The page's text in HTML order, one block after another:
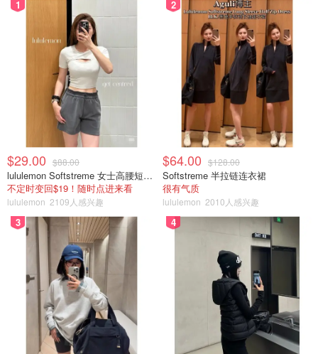
1
$29.00 $88.00
lululemon Softstreme 女士高腰短裤 10cm
不定时变回$19！随时点进来看
lululemon 2109人感兴趣
2
$64.00 $128.00
Softstreme 半拉链连衣裙
很有气质
lululemon 2010人感兴趣
3 4